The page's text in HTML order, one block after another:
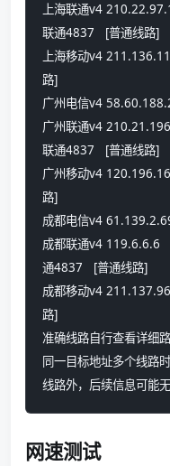
上海联通v4
联通4837   [普通线路]
上海移动v4
路]
广州联通v4
联通4837   [普通线路]
广州移动v4
路]
成都电信v4
成都联通v4 119.6.6.6
通4837   [普通线路]
成都移动v4
路]
准确线路自行查看详细
同一目标地址多个线路
线路外，后续信息可能
网速测试